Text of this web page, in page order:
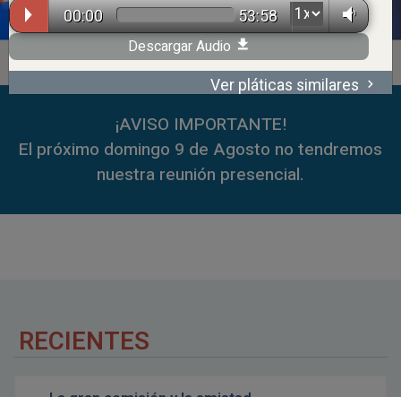
59:35
¡AVISO IMPORTANTE!
El próximo domingo 9 de Agosto no tendremos
nuestra reunión presencial.
RECIENTES
00:00 53:58
Descargar Audio
Ver pláticas similares